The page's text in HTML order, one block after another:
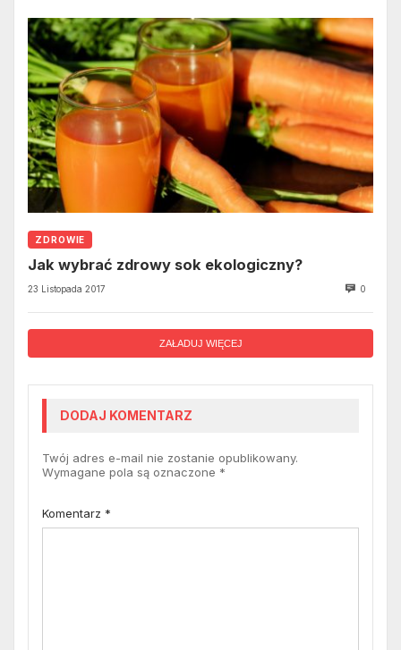
ZDROWIE
Jak wybrać zdrowy sok ekologiczny?
23 Listopada 2017 0
ZAŁADUJ WIĘCEJ
DODAJ KOMENTARZ
Twój adres e-mail nie zostanie opublikowany.
Wymagane pola są oznaczone *
Komentarz *